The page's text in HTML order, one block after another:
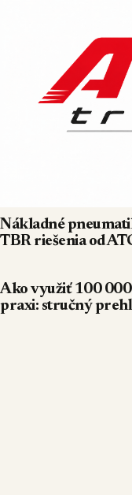
Nákladné
TBR riešenia od
Ako využiť 100
praxi: stručný